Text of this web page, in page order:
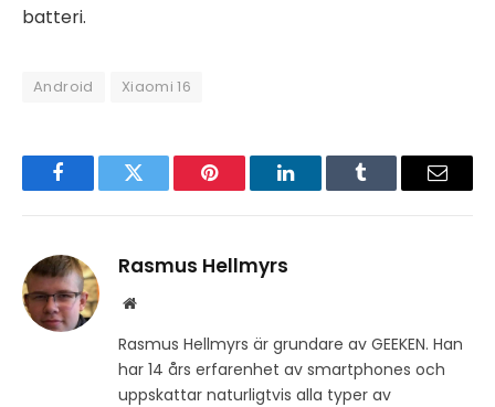
batteri.
Android Xiaomi 16
FacebookTwitter Pinterest LinkedInTumblr Email
Rasmus Hellmyrs
Website
Rasmus Hellmyrs är grundare av GEEKEN. Han
har 14 års erfarenhet av smartphones och
uppskattar naturligtvis alla typer av